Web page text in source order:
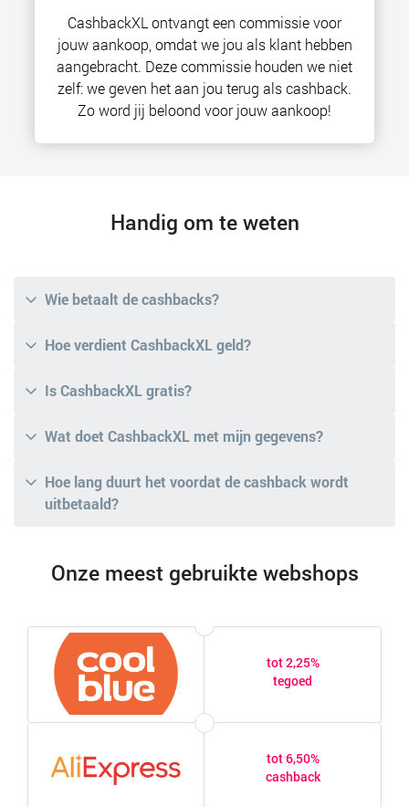
CashbackXL ontvangt een commissie voor
jouw aankoop, omdat we jou als klant hebben
aangebracht. Deze commissie houden we niet
zelf: we geven het aan jou terug als cashback.
Zo word jij beloond voor jouw aankoop!
Handig om te weten
Wie betaalt de cashbacks?
Hoe verdient CashbackXL geld?
Is CashbackXL gratis?
Wat doet CashbackXL met mijn gegevens?
Hoe lang duurt het voordat de cashback wordt
uitbetaald?
Onze meest gebruikte webshops
tot 2,25%
tegoed
tot 6,50%
cashback